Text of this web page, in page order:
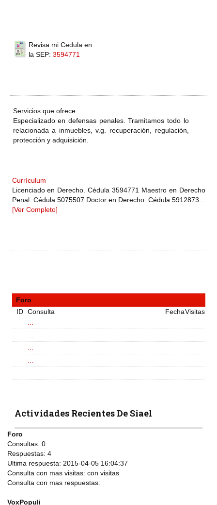
Revisa mi Cedula en
la SEP: 3594771
Servicios que ofrece
Especializado en defensas penales. Tramitamos todo lo
relacionada a inmuebles, v.g. recuperación, regulación,
protección y adquisición.
Currículum
Licenciado en Derecho. Cédula 3594771 Maestro en Derecho
Penal. Cédula 5075507 Doctor en Derecho. Cédula 5912873
[Ver Completo]
Foro
ID Consulta FechaVisitas
Actividades Recientes De Siael
Foro
Consultas: 0
Respuestas: 4
Ultima respuesta: 2015-04-05 16:04:37
Consulta con mas visitas: con visitas
Consulta con mas respuestas:
VoxPopuli